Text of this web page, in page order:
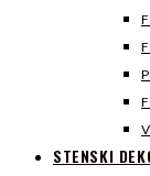
STENSKI